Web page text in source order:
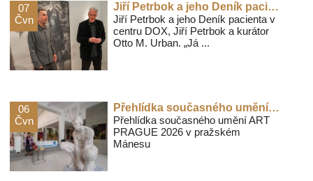
07
Čvn
Jiří Petrbok a jeho Deník pacienta v centru DOX
Jiří Petrbok a jeho Deník pacienta v
centru DOX, Jiří Petrbok a kurátor
Otto M. Urban. „Já ...
06
Čvn
Přehlídka současného umění ART PRAGUE 2026 v pražském Mánesu
Přehlídka současného umění ART
PRAGUE 2026 v pražském
Mánesu